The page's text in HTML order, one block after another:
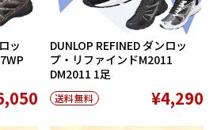
ッ
DUNLOP REFINED ダンロッ
プ・リファインドM2011
DM2011 1足
送料無料 ¥4,290